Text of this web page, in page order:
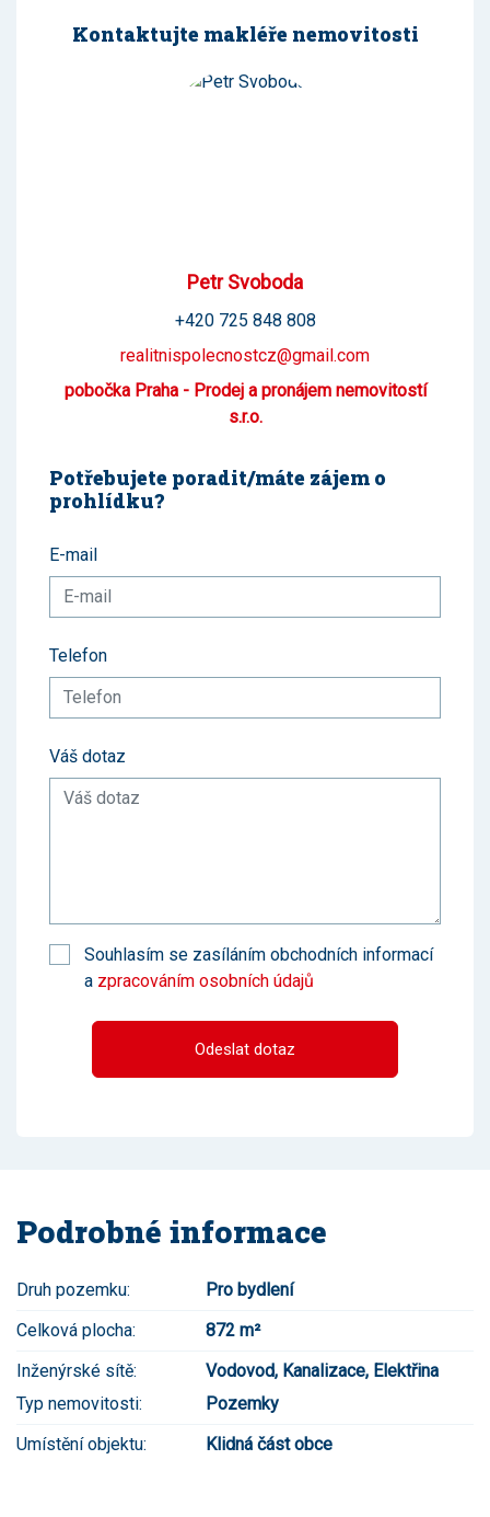
Kontaktujte makléře nemovitosti
Petr Svoboda
+420 725 848 808
realitnispolecnostcz@gmail.com
pobočka Praha - Prodej a pronájem nemovitostí
s.r.o.
Potřebujete poradit/máte zájem o
prohlídku?
E-mail
Telefon
Váš dotaz
Souhlasím se zasíláním obchodních informací
a zpracováním osobních údajů
Odeslat dotaz
Podrobné informace
Druh pozemku:
Pro bydlení
Celková plocha:
872 m²
Inženýrské sítě:
Vodovod, Kanalizace, Elektřina
Typ nemovitosti:
Pozemky
Umístění objektu:
Klidná část obce